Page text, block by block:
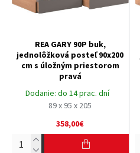
Dodanie: do 14 prac. dní
89 x 95 x 205
REA GARY 90P buk,
jednolôžková posteľ 90x200
cm s úložným priestorom
pravá
358,00€